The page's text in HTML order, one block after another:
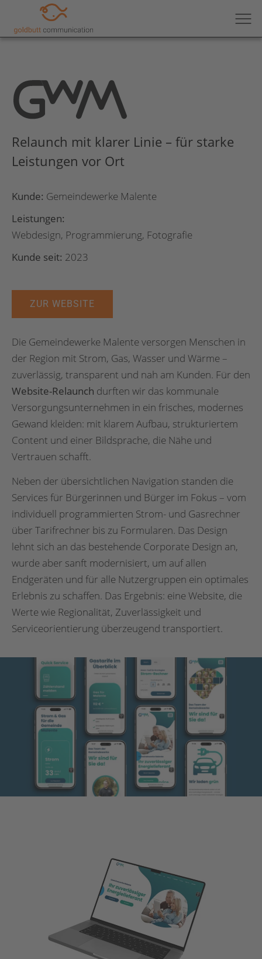
Relaunch mit klarer Linie – für starke
Leistungen vor Ort
Kunde: Gemeindewerke Malente
Leistungen:
Webdesign, Programmierung, Fotografie
Kunde seit: 2023
ZUR WEBSITE
Die Gemeindewerke Malente versorgen Menschen in
der Region mit Strom, Gas, Wasser und Wärme –
zuverlässig, transparent und nah am Kunden. Für den
Website-Relaunch durften wir das kommunale
Versorgungsunternehmen in ein frisches, modernes
Gewand kleiden: mit klarem Aufbau, strukturiertem
Content und einer Bildsprache, die Nähe und
Vertrauen schafft.
Neben der übersichtlichen Navigation standen die
Services für Bürgerinnen und Bürger im Fokus – vom
individuell programmierten Strom- und Gasrechner
über Tarifrechner bis zu Formularen. Das Design
lehnt sich an das bestehende Corporate Design an,
wurde aber sanft modernisiert, um auf allen
Endgeräten und für alle Nutzergruppen ein optimales
Erlebnis zu schaffen. Das Ergebnis: eine Website, die
Werte wie Regionalität, Zuverlässigkeit und
Serviceorientierung überzeugend transportiert.